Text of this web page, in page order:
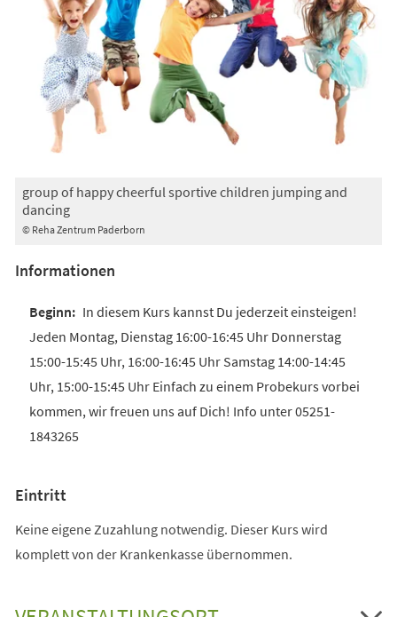
© Reha Zentrum Paderborn
group of happy cheerful sportive children jumping and
dancing
Informationen
In diesem Kurs kannst Du jederzeit einsteigen!
Jeden Montag, Dienstag 16:00-16:45 Uhr Donnerstag
15:00-15:45 Uhr, 16:00-16:45 Uhr Samstag 14:00-14:45
Uhr, 15:00-15:45 Uhr Einfach zu einem Probekurs vorbei
kommen, wir freuen uns auf Dich! Info unter 05251-
1843265
Eintritt
Keine eigene Zuzahlung notwendig. Dieser Kurs wird
komplett von der Krankenkasse übernommen.